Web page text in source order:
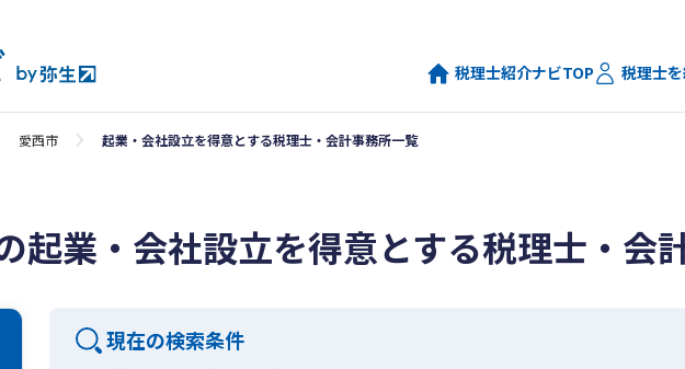
税理士紹介ナビTOP 税理士
愛西市 起業・会社設立を得意とする税理士・会計事務所一覧
起業・会社設立を得意とする税理士・会
現在の検索条件